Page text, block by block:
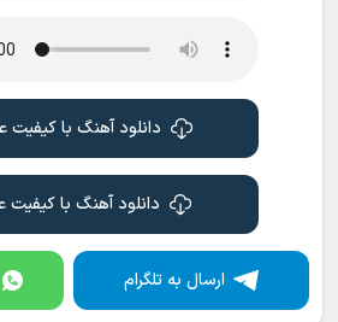
دانلود آهنگ با کیفیت
دانلود آهنگ با کیفیت
ارسال به تلگرام